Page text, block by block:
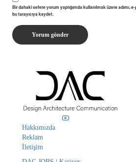
Bir dahaki sefere yorum yaptığımda kullanılmak üzere adımı,
bu tarayıcıya kaydet.
Hakkımızda
Reklam
İletişim